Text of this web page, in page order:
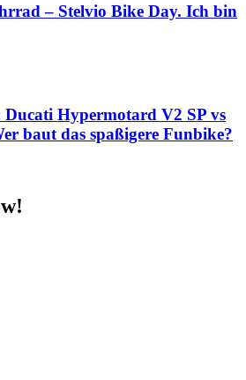
– Stelvio Bike Day. Ich bin
Ducati Hypermotard V2 SP vs
baut das spaßigere Funbike?